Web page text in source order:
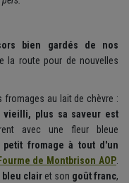
bien gardés de nos
la route pour de nouvelles
au lait de chèvre :
vieilli, plus sa saveur est
avec une fleur bleue
petit fromage à tout d'un
Fourme de Montbrison AOP.
bleu clair et son goût franc,